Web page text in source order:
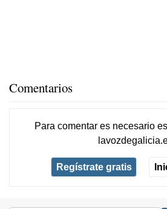
Comentarios
Para comentar es necesario
Regístrate gratis